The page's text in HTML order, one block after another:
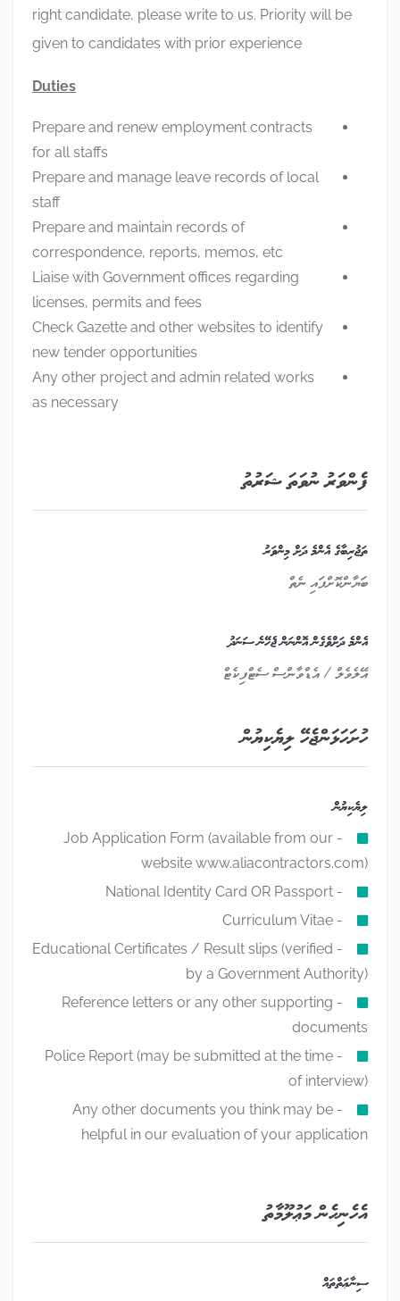
right candidate, please write to us. Priority will be
given to candidates with prior experience
Duties
Prepare and renew employment contracts
for all staffs
Prepare and manage leave records of local
staff
Prepare and maintain records of
correspondence, reports, memos, etc
Liaise with Government offices regarding
licenses, permits and fees
Check Gazette and other websites to identify
new tender opportunities
Any other project and admin related works
as necessary
ފެންވަރު ނުވަތަ ޝަރުތު
ތަޖުރިބާގެ އެންމެ ދަށް މިންވަރު
ބަޔާންކޮށްފައި ނެތް
އެންމެ ދަށްވެގެން އޮންނަން ޖެހޭނެ ސަނަދު
އޭލެވެލް / އެޑްވާންސް ސެޓްފިކެޓް
ހުށަހަޅަންޖެހޭ ލިޔެކިޔުން
ލިޔެކިޔުން
- Job Application Form (available from our
website www.aliacontractors.com)
- National Identity Card OR Passport
- Curriculum Vitae
- Educational Certificates / Result slips (verified
by a Government Authority)
- Reference letters or any other supporting
documents
- Police Report (may be submitted at the time
of interview)
- Any other documents you think may be
helpful in our evaluation of your application
އެހެނިހެން މަޢުލޫމާތު
ސިނާޢަތްތައް